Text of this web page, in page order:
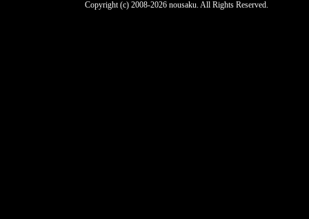
Copyright (c) 2008-2026 nousaku. All Rights Reserved.